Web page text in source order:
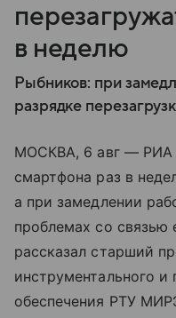
в неделю
Рыбников: при
разрядке
МОСКВА, 6 авг — РИА
смартфона раз в
а при замедлении
проблемах со связью
рассказал старший
инструментального
обеспечения РТУ